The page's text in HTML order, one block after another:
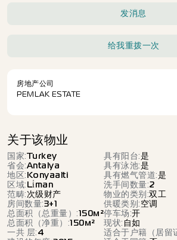
发消息
给我重拨一次
房地产公司
PEMLAK ESTATE
关于该物业
国家:Turkey
省会:Antalya
地区: Konyaalti
区域: Li̇man
范畴: 次级财产
房间数量:3+1
总面积（总重量） :150м²
总面积（净重） :150м²
一共 层: 4
具有阳台:是
具有泳池:是
具有燃气管道:是
洗手间数量:2
物业的类别 :双工
供暖类别 : 空调
停车场:开
现状: 自如
适合于户籍（居留